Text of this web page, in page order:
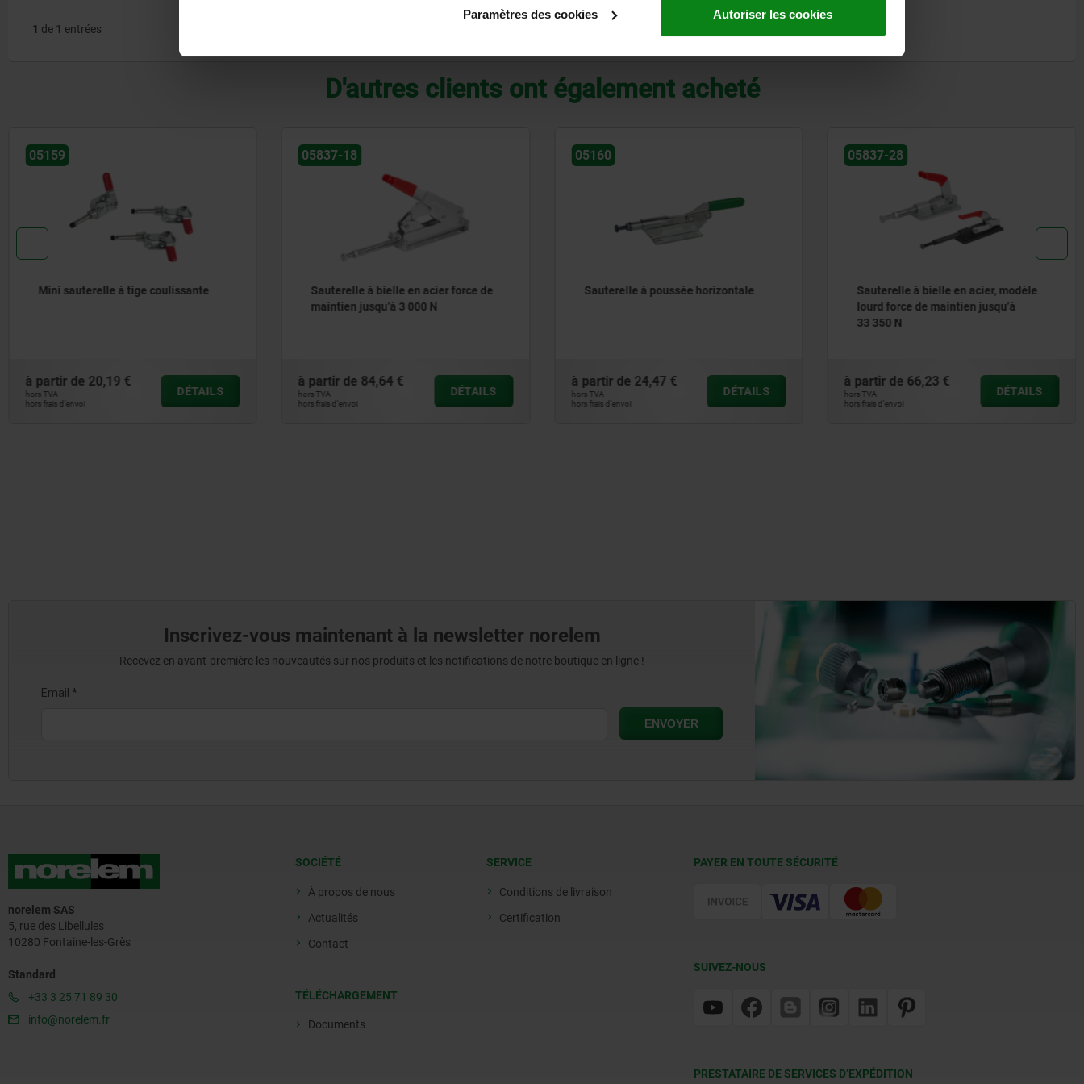
Paramètres des cookies Autoriser les cookies
1 de 1 entrées
D'autres clients ont également acheté
05159
Mini sauterelle à tige coulissante
à partir de 20,19 €
hors TVA
hors frais d’envoi
DÉTAILS
05837-18
Sauterelle à bielle en acier force de
maintien jusqu’à 3 000 N
à partir de 84,64 €
hors TVA
hors frais d’envoi
DÉTAILS
05160
Sauterelle à poussée horizontale
à partir de 24,47 €
hors TVA
hors frais d’envoi
DÉTAILS
05837-28
Sauterelle à bielle en acier, modèle
lourd force de maintien jusqu’à
33 350 N
à partir de 66,23 €
hors TVA
hors frais d’envoi
DÉTAILS
Inscrivez-vous maintenant à la newsletter norelem
Recevez en avant-première les nouveautés sur nos produits et les notifications de notre boutique en ligne !
norelem SAS
5, rue des Libellules
10280 Fontaine-les-Grès
Standard
+33 3 25 71 89 30
info@norelem.fr
SOCIÉTÉ
À propos de nous
Actualités
Contact
TÉLÉCHARGEMENT
Documents
SERVICE
Conditions de livraison
Certification
PAYER EN TOUTE SÉCURITÉ
SUIVEZ-NOUS
PRESTATAIRE DE SERVICES D’EXPÉDITION